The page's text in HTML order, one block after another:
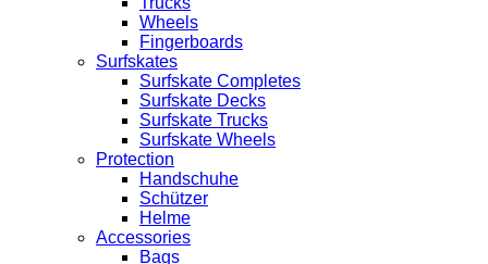
Wheels
Fingerboards
Surfskates
Surfskate Completes
Surfskate Decks
Surfskate Trucks
Surfskate Wheels
Protection
Handschuhe
Schützer
Helme
Accessories
Bags